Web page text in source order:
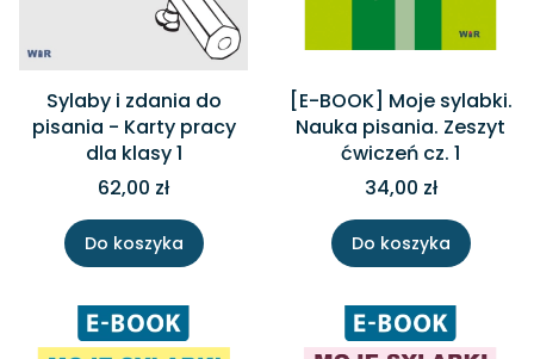
Sylaby i zdania do
pisania - Karty pracy
dla klasy 1
62,00 zł
Do koszyka
[E-BOOK] Moje sylabki.
Nauka pisania. Zeszyt
ćwiczeń cz. 1
34,00 zł
Do koszyka